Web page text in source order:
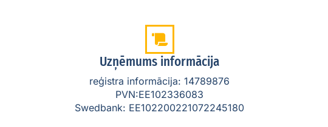
Uzņēmums informācija
reģistra informācija: 14789876
PVN:EE102336083
Swedbank: EE102200221072245180